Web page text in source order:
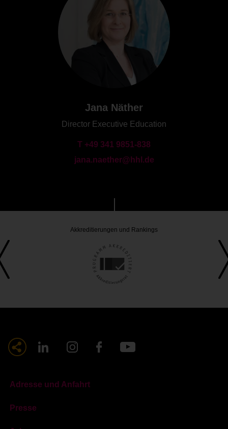
Jana Näther
Director Executive Education
T +49 341 9851-838
jana.naether@hhl.de
Akkreditierungen und Rankings
Adresse und Anfahrt
Presse